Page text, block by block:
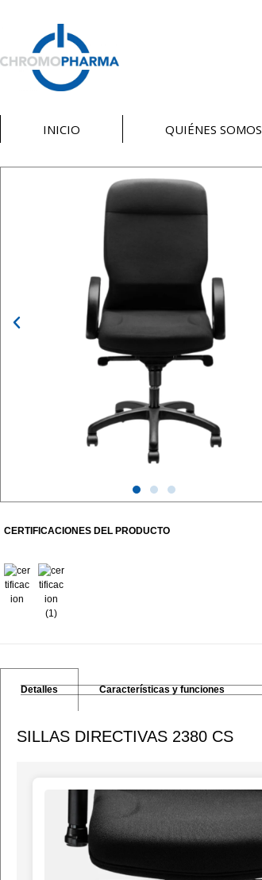
INICIO QUIÉNES SOMOS
CERTIFICACIONES DEL PRODUCTO
Detalles Características y funciones
SILLAS DIRECTIVAS 2380 CS